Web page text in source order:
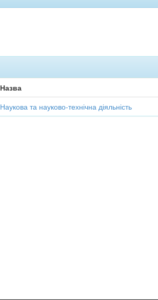
Назва
Наукова та науково-технічна діяльність